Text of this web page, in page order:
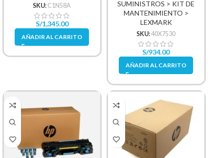
SKU: C1N58A
S/1,345.00
AÑADIR AL CARRITO
SUMINISTROS > KIT DE
MANTENIMIENTO >
LEXMARK
SKU:40X7530
S/934.00
AÑADIR AL CARRITO